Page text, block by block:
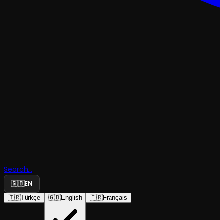
Search...
🇬🇧EN
🇹🇷Türkçe 🇬🇧English 🇫🇷Français
Magic Flute